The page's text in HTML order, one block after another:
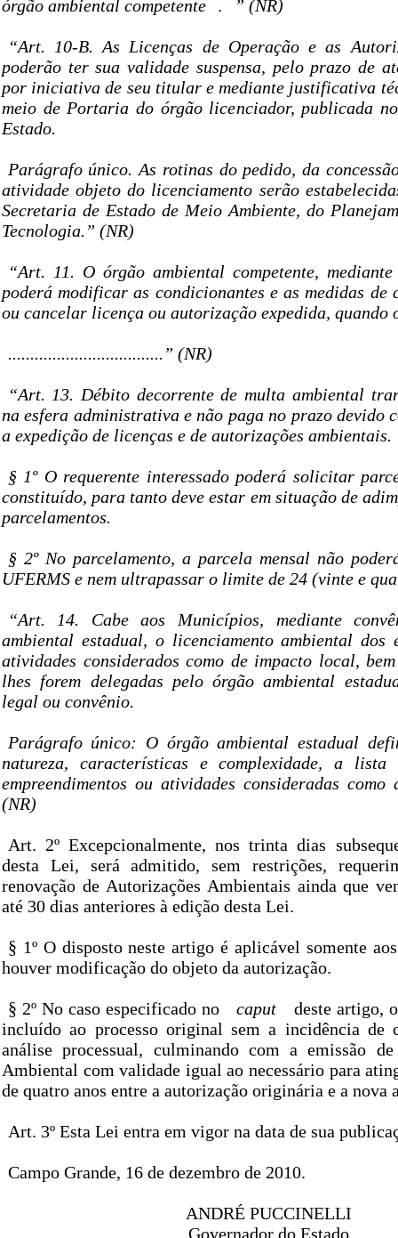
órgão ambiental competente . ” (NR)
“Art. 10-B. As Licenças de Operação e as
poderão ter sua validade suspensa, pelo prazo de
por iniciativa de seu titular e mediante justificativa
meio de Portaria do órgão licenciador, publicada
Estado.
Parágrafo único. As rotinas do pedido, da
atividade objeto do licenciamento serão
Secretaria de Estado de Meio Ambiente, do
Tecnologia.” (NR)
“Art. 11. O órgão ambiental competente,
poderá modificar as condicionantes e as medidas de
ou cancelar licença ou autorização expedida, quando
...................................” (NR)
“Art. 13. Débito decorrente de multa ambiental
na esfera administrativa e não paga no prazo devido
a expedição de licenças e de autorizações ambientais.
§ 1º O requerente interessado poderá solicitar
constituído, para tanto deve estar em situação de
parcelamentos.
§ 2º No parcelamento, a parcela mensal não
UFERMS e nem ultrapassar o limite de 24 (vinte e
“Art. 14. Cabe aos Municípios, mediante
ambiental estadual, o licenciamento ambiental dos
atividades considerados como de impacto local,
lhes forem delegadas pelo órgão ambiental
legal ou convênio.
Parágrafo único: O órgão ambiental estadual
natureza, características e complexidade, a
empreendimentos ou atividades consideradas
(NR)
Art. 2º Excepcionalmente, nos trinta dias
desta Lei, será admitido, sem restrições,
renovação de Autorizações Ambientais ainda que
até 30 dias anteriores à edição desta Lei.
§ 1º O disposto neste artigo é aplicável somente
houver modificação do objeto da autorização.
§ 2º No caso especificado no caput
deste artigo,
incluído ao processo original sem a incidência de
análise processual, culminando com a emissão
Ambiental com validade igual ao necessário para
de quatro anos entre a autorização originária e a nova
Art. 3º Esta Lei entra em vigor na data de sua
Campo Grande, 16 de dezembro de 2010.
ANDRÉ PUCCINELLI
Governador do Estado